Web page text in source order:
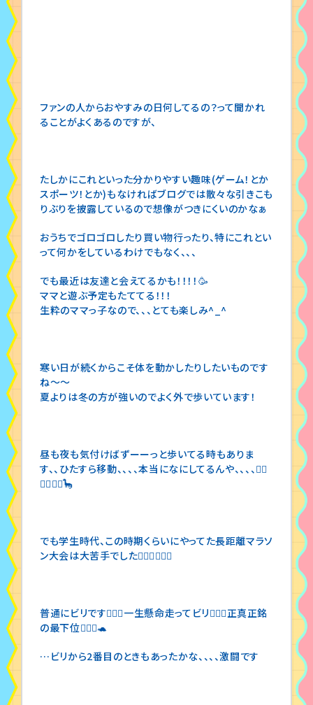
ファンの人からおやすみの日何してるの？って聞かれ
ることがよくあるのですが、
たしかにこれといった分かりやすい趣味(ゲーム！とか
スポーツ！とか)もなければブログでは散々な引きこも
りぶりを披露しているので想像がつきにくいのかなぁ
おうちでゴロゴロしたり買い物行ったり、特にこれとい
って何かをしているわけでもなく、、、
でも最近は友達と会えてるかも！！！！🥳
ママと遊ぶ予定もたててる！！！
生粋のママっ子なので、、、とても楽しみ^_^
寒い日が続くからこそ体を動かしたりしたいものです
ね〜〜
夏よりは冬の方が強いのでよく外で歩いています！
昼も夜も気付けばずーーっと歩いてる時もありま
す、、ひたすら移動、、、、本当になにしてるんや、、、、🚶‍♀️
🚶‍♀️🚶‍♀️🦕
でも学生時代、この時期くらいにやってた長距離マラソ
ン大会は大苦手でした🤷🏻‍♀️🤷🏻‍♀️
普通にビリです🤷🏻‍♀️一生懸命走ってビリ🤷🏻‍♀️正真正銘
の最下位🤷🏻‍♀️🐢
…ビリから2番目のときもあったかな、、、、激闘です